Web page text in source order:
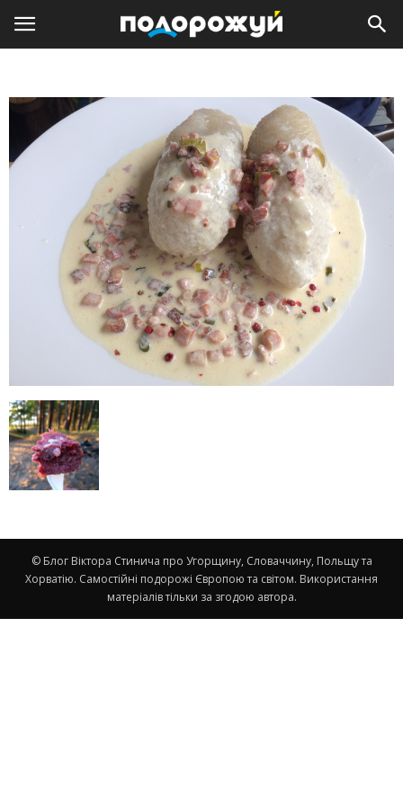
© Блог Віктора Стинича про Угорщину, Словаччину, Польщу та
Хорватію. Самостійні подорожі Європою та світом. Використання
матеріалів тільки за згодою автора.